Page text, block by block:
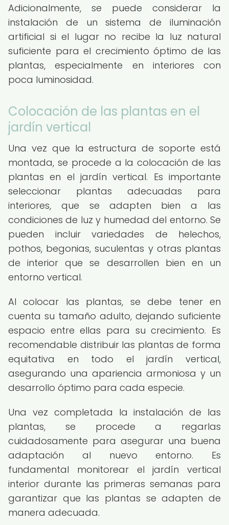
Adicionalmente, se puede considerar la
instalación de un sistema de iluminación
artificial si el lugar no recibe la luz natural
suficiente para el crecimiento óptimo de las
plantas, especialmente en interiores con
poca luminosidad.
Colocación de las plantas en el
jardín vertical
Una vez que la estructura de soporte está
montada, se procede a la colocación de las
plantas en el jardín vertical. Es importante
seleccionar plantas adecuadas para
interiores, que se adapten bien a las
condiciones de luz y humedad del entorno. Se
pueden incluir variedades de helechos,
pothos, begonias, suculentas y otras plantas
de interior que se desarrollen bien en un
entorno vertical.
Al colocar las plantas, se debe tener en
cuenta su tamaño adulto, dejando suficiente
espacio entre ellas para su crecimiento. Es
recomendable distribuir las plantas de forma
equitativa en todo el jardín vertical,
asegurando una apariencia armoniosa y un
desarrollo óptimo para cada especie.
Una vez completada la instalación de las
plantas, se procede a regarlas
cuidadosamente para asegurar una buena
adaptación al nuevo entorno. Es
fundamental monitorear el jardín vertical
interior durante las primeras semanas para
garantizar que las plantas se adapten de
manera adecuada.